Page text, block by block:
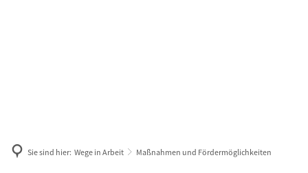
Maßnahmen und Fördermöglichkeiten
Sie sind hier: Wege in Arbeit Maßnahmen und Fördermöglichkeiten